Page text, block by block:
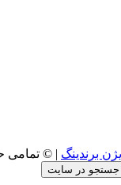
برندینگ | © تمامی
جستجو در سایت